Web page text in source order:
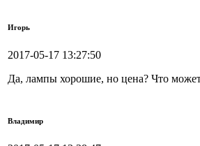
Игорь
2017-05-17 13:27:50
Да, лампы хорошие, но цена? Что
Владимир